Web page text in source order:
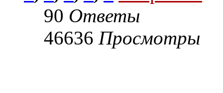
90 Ответы
46636 Просмотры